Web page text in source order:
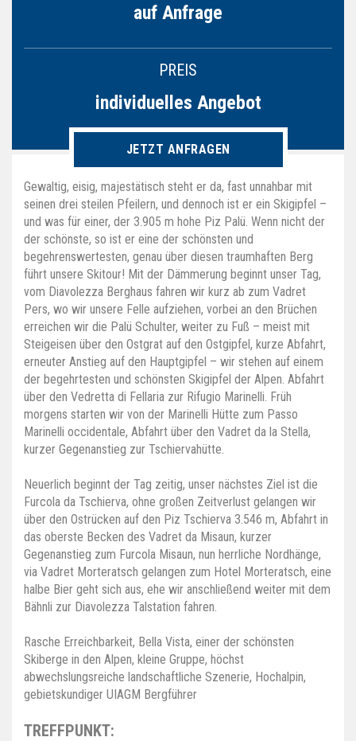
auf Anfrage
PREIS
individuelles Angebot
JETZT ANFRAGEN
Gewaltig, eisig, majestätisch steht er da, fast unnahbar mit
seinen drei steilen Pfeilern, und dennoch ist er ein Skigipfel –
und was für einer, der 3.905 m hohe Piz Palü. Wenn nicht der
der schönste, so ist er eine der schönsten und
begehrenswertesten, genau über diesen traumhaften Berg
führt unsere Skitour! Mit der Dämmerung beginnt unser Tag,
vom Diavolezza Berghaus fahren wir kurz ab zum Vadret
Pers, wo wir unsere Felle aufziehen, vorbei an den Brüchen
erreichen wir die Palü Schulter, weiter zu Fuß – meist mit
Steigeisen über den Ostgrat auf den Ostgipfel, kurze Abfahrt,
erneuter Anstieg auf den Hauptgipfel – wir stehen auf einem
der begehrtesten und schönsten Skigipfel der Alpen. Abfahrt
über den Vedretta di Fellaria zur Rifugio Marinelli. Früh
morgens starten wir von der Marinelli Hütte zum Passo
Marinelli occidentale, Abfahrt über den Vadret da la Stella,
kurzer Gegenanstieg zur Tschiervahütte.
Neuerlich beginnt der Tag zeitig, unser nächstes Ziel ist die
Furcola da Tschierva, ohne großen Zeitverlust gelangen wir
über den Ostrücken auf den Piz Tschierva 3.546 m, Abfahrt in
das oberste Becken des Vadret da Misaun, kurzer
Gegenanstieg zum Furcola Misaun, nun herrliche Nordhänge,
via Vadret Morteratsch gelangen zum Hotel Morteratsch, eine
halbe Bier geht sich aus, ehe wir anschließend weiter mit dem
Bähnli zur Diavolezza Talstation fahren.
Rasche Erreichbarkeit, Bella Vista, einer der schönsten
Skiberge in den Alpen, kleine Gruppe, höchst
abwechslungsreiche landschaftliche Szenerie, Hochalpin,
gebietskundiger UIAGM Bergführer
TREFFPUNKT: